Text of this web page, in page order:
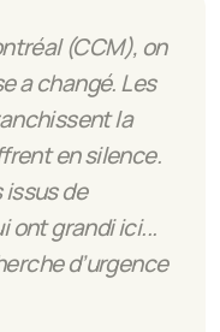
(CCM), on
a changé. Les
la
en silence.
issus de
ont grandi ici...
d’urgence